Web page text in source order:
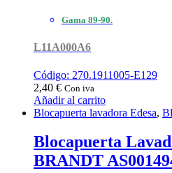
Gama 89-90.
L11A000A6
Código: 270.1911005-E129
2,40 € Con iva
Añadir al carrito
Blocapuerta lavadora Edesa,
Blocapuerta
BRANDT